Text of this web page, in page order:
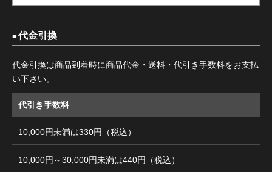
代金引換
代金引換は商品到着時に商品代金・送料・代引き手数料をお支払
い下さい。
代引き手数料
10,000円未満は330円（税込）
10,000円～30,000円未満は440円（税込）